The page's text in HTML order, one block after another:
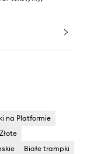
na Platformie
Białe trampki